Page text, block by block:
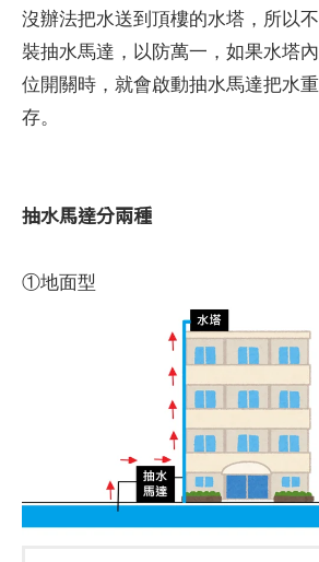
沒辦法把水送到頂樓的水塔，所以
裝抽水馬達，以防萬一，如果水塔
位開關時，就會啟動抽水馬達把水
存。
抽水馬達分兩種
①地面型